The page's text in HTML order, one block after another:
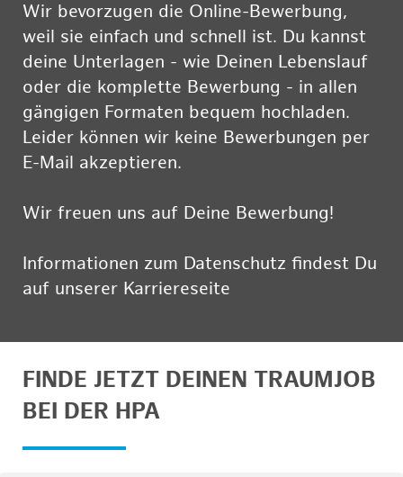
Wir bevorzugen die Online-Bewerbung,
weil sie einfach und schnell ist. Du kannst
deine Unterlagen - wie Deinen Lebenslauf
oder die komplette Bewerbung - in allen
gängigen Formaten bequem hochladen.
Leider können wir keine Bewerbungen per
E-Mail akzeptieren.
Wir freuen uns auf Deine Bewerbung!
Informationen zum Datenschutz findest Du
auf unserer Karriereseite
FINDE JETZT DEINEN TRAUMJOB
BEI DER HPA